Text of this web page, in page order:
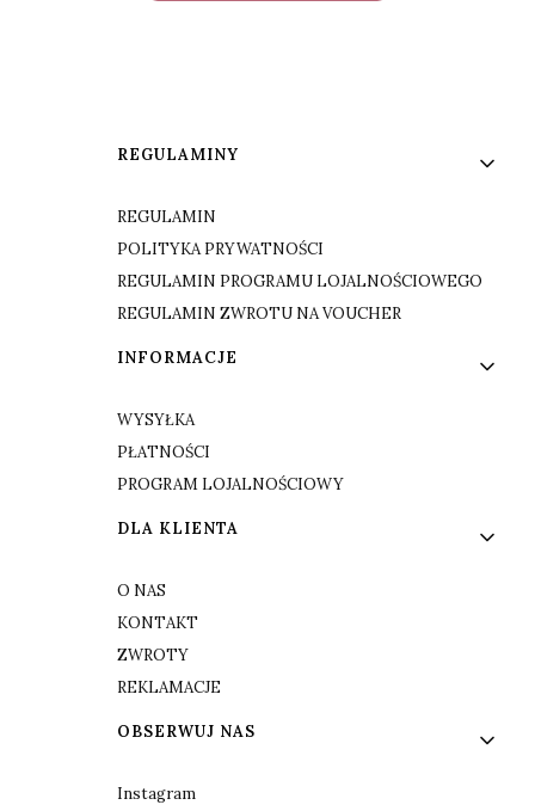
Linki w stopce
REGULAMINY
REGULAMIN
POLITYKA PRYWATNOŚCI
REGULAMIN PROGRAMU LOJALNOŚCIOWEGO
REGULAMIN ZWROTU NA VOUCHER
INFORMACJE
WYSYŁKA
PŁATNOŚCI
PROGRAM LOJALNOŚCIOWY
DLA KLIENTA
O NAS
KONTAKT
ZWROTY
REKLAMACJE
OBSERWUJ NAS
Instagram